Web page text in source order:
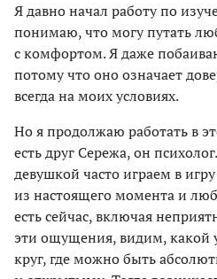
Я давно начал работу по
понимаю, что могу путать
с комфортом. Я даже
потому что оно означает
всегда на моих условиях.
Но я продолжаю работать в
есть друг Сережа, он
девушкой часто играем в
из настоящего момента и
есть сейчас, включая
эти ощущения, видим, какой
круг, где можно быть